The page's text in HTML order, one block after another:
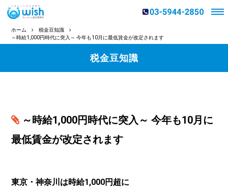
ホーム
税金豆知識
～時給1,000円時代に突入～ 今年も10月に最低賃金が改定されます
税金豆知識
～時給1,000円時代に突入～ 今年も10月に
最低賃金が改定されます
東京・神奈川は時給1,000円超に